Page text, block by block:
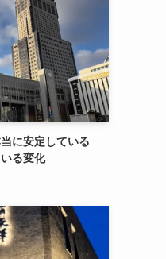
に安定している
る変化